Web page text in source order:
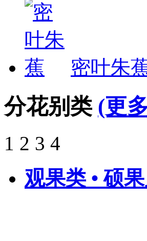
密叶朱
分花别类 (更
1 2 3 4
观果类 • 硕